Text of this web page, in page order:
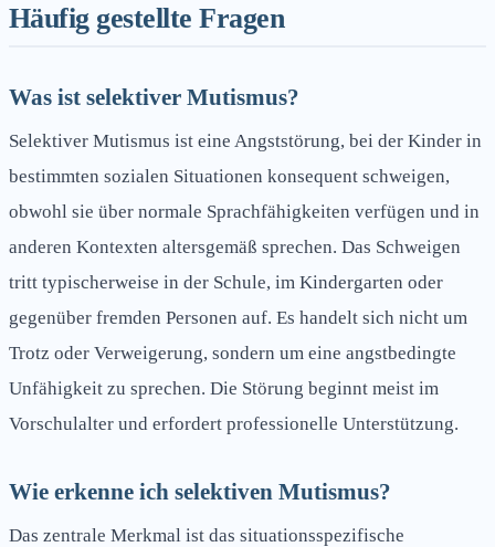
Häufig gestellte Fragen
Was ist selektiver Mutismus?
Selektiver Mutismus ist eine Angststörung, bei der Kinder in
bestimmten sozialen Situationen konsequent schweigen,
obwohl sie über normale Sprachfähigkeiten verfügen und in
anderen Kontexten altersgemäß sprechen. Das Schweigen
tritt typischerweise in der Schule, im Kindergarten oder
gegenüber fremden Personen auf. Es handelt sich nicht um
Trotz oder Verweigerung, sondern um eine angstbedingte
Unfähigkeit zu sprechen. Die Störung beginnt meist im
Vorschulalter und erfordert professionelle Unterstützung.
Wie erkenne ich selektiven Mutismus?
Das zentrale Merkmal ist das situationsspezifische